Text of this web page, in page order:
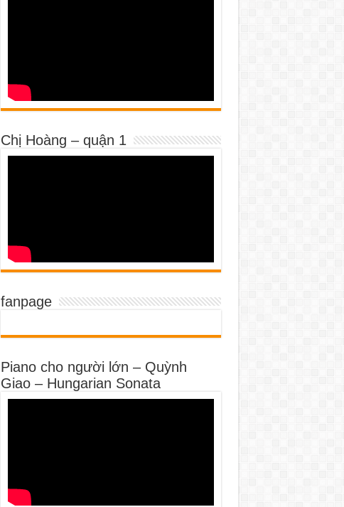
Chị Hoàng – quận 1
fanpage
Piano cho người lớn – Quỳnh
Giao – Hungarian Sonata